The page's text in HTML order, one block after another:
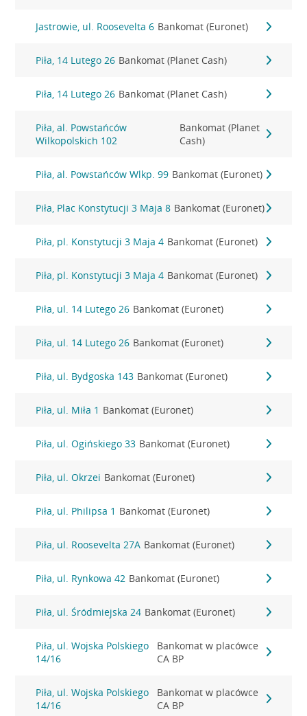
Jastrowie, ul. Roosevelta 6 Bankomat (Euronet)
Piła, 14 Lutego 26 Bankomat (Planet Cash)
Piła, 14 Lutego 26 Bankomat (Planet Cash)
Piła, al. Powstańców
Wilkopolskich 102
Bankomat (Planet
Cash)
Piła, al. Powstańców Wlkp. 99 Bankomat (Euronet)
Piła, Plac Konstytucji 3 Maja 8 Bankomat (Euronet)
Piła, pl. Konstytucji 3 Maja 4 Bankomat (Euronet)
Piła, pl. Konstytucji 3 Maja 4 Bankomat (Euronet)
Piła, ul. 14 Lutego 26 Bankomat (Euronet)
Piła, ul. 14 Lutego 26 Bankomat (Euronet)
Piła, ul. Bydgoska 143 Bankomat (Euronet)
Piła, ul. Miła 1 Bankomat (Euronet)
Piła, ul. Ogińskiego 33 Bankomat (Euronet)
Piła, ul. Okrzei Bankomat (Euronet)
Piła, ul. Philipsa 1 Bankomat (Euronet)
Piła, ul. Roosevelta 27A Bankomat (Euronet)
Piła, ul. Rynkowa 42 Bankomat (Euronet)
Piła, ul. Śródmiejska 24 Bankomat (Euronet)
Piła, ul. Wojska Polskiego
14/16
Bankomat w placówce
CA BP
Piła, ul. Wojska Polskiego
14/16
Bankomat w placówce
CA BP